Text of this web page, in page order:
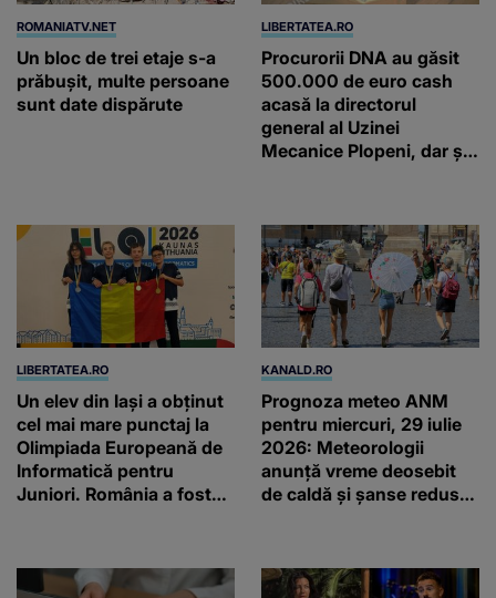
ROMANIATV.NET
Un bloc de trei etaje s-a
prăbuşit, multe persoane
sunt date dispărute
LIBERTATEA.RO
Procurorii DNA au găsit
500.000 de euro cash
acasă la directorul
general al Uzinei
Mecanice Plopeni, dar și
LIBERTATEA.RO
Un elev din Iași a obținut
cel mai mare punctaj la
Olimpiada Europeană de
Informatică pentru
Juniori. România a fost
KANALD.RO
Prognoza meteo ANM
pentru miercuri, 29 iulie
2026: Meteorologii
anunță vreme deosebit
de caldă și șanse reduse